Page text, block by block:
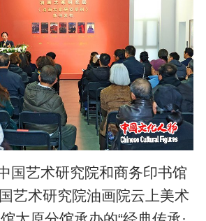
国艺术研究院和商务印书馆
艺术研究院油画院云上美术